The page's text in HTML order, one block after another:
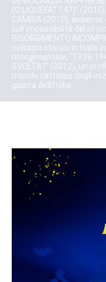
(O LIQUEFATTA?)”
CAMBIA (2010),
sull’impossibilità del
RISORGIMENTO
sviluppo storico in Italia
risorgimentale; “1939-
SVOLTA?” (2012), un
mondo cattolico dagli
guerra dell’Italia.